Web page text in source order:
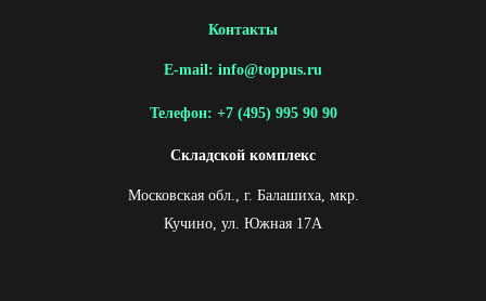
Контакты
E-mail: info@toppus.ru
Телефон: +7 (495) 995 90 90
Складской комплекс
Московская обл., г. Балашиха, мкр.
Кучино, ул. Южная 17А